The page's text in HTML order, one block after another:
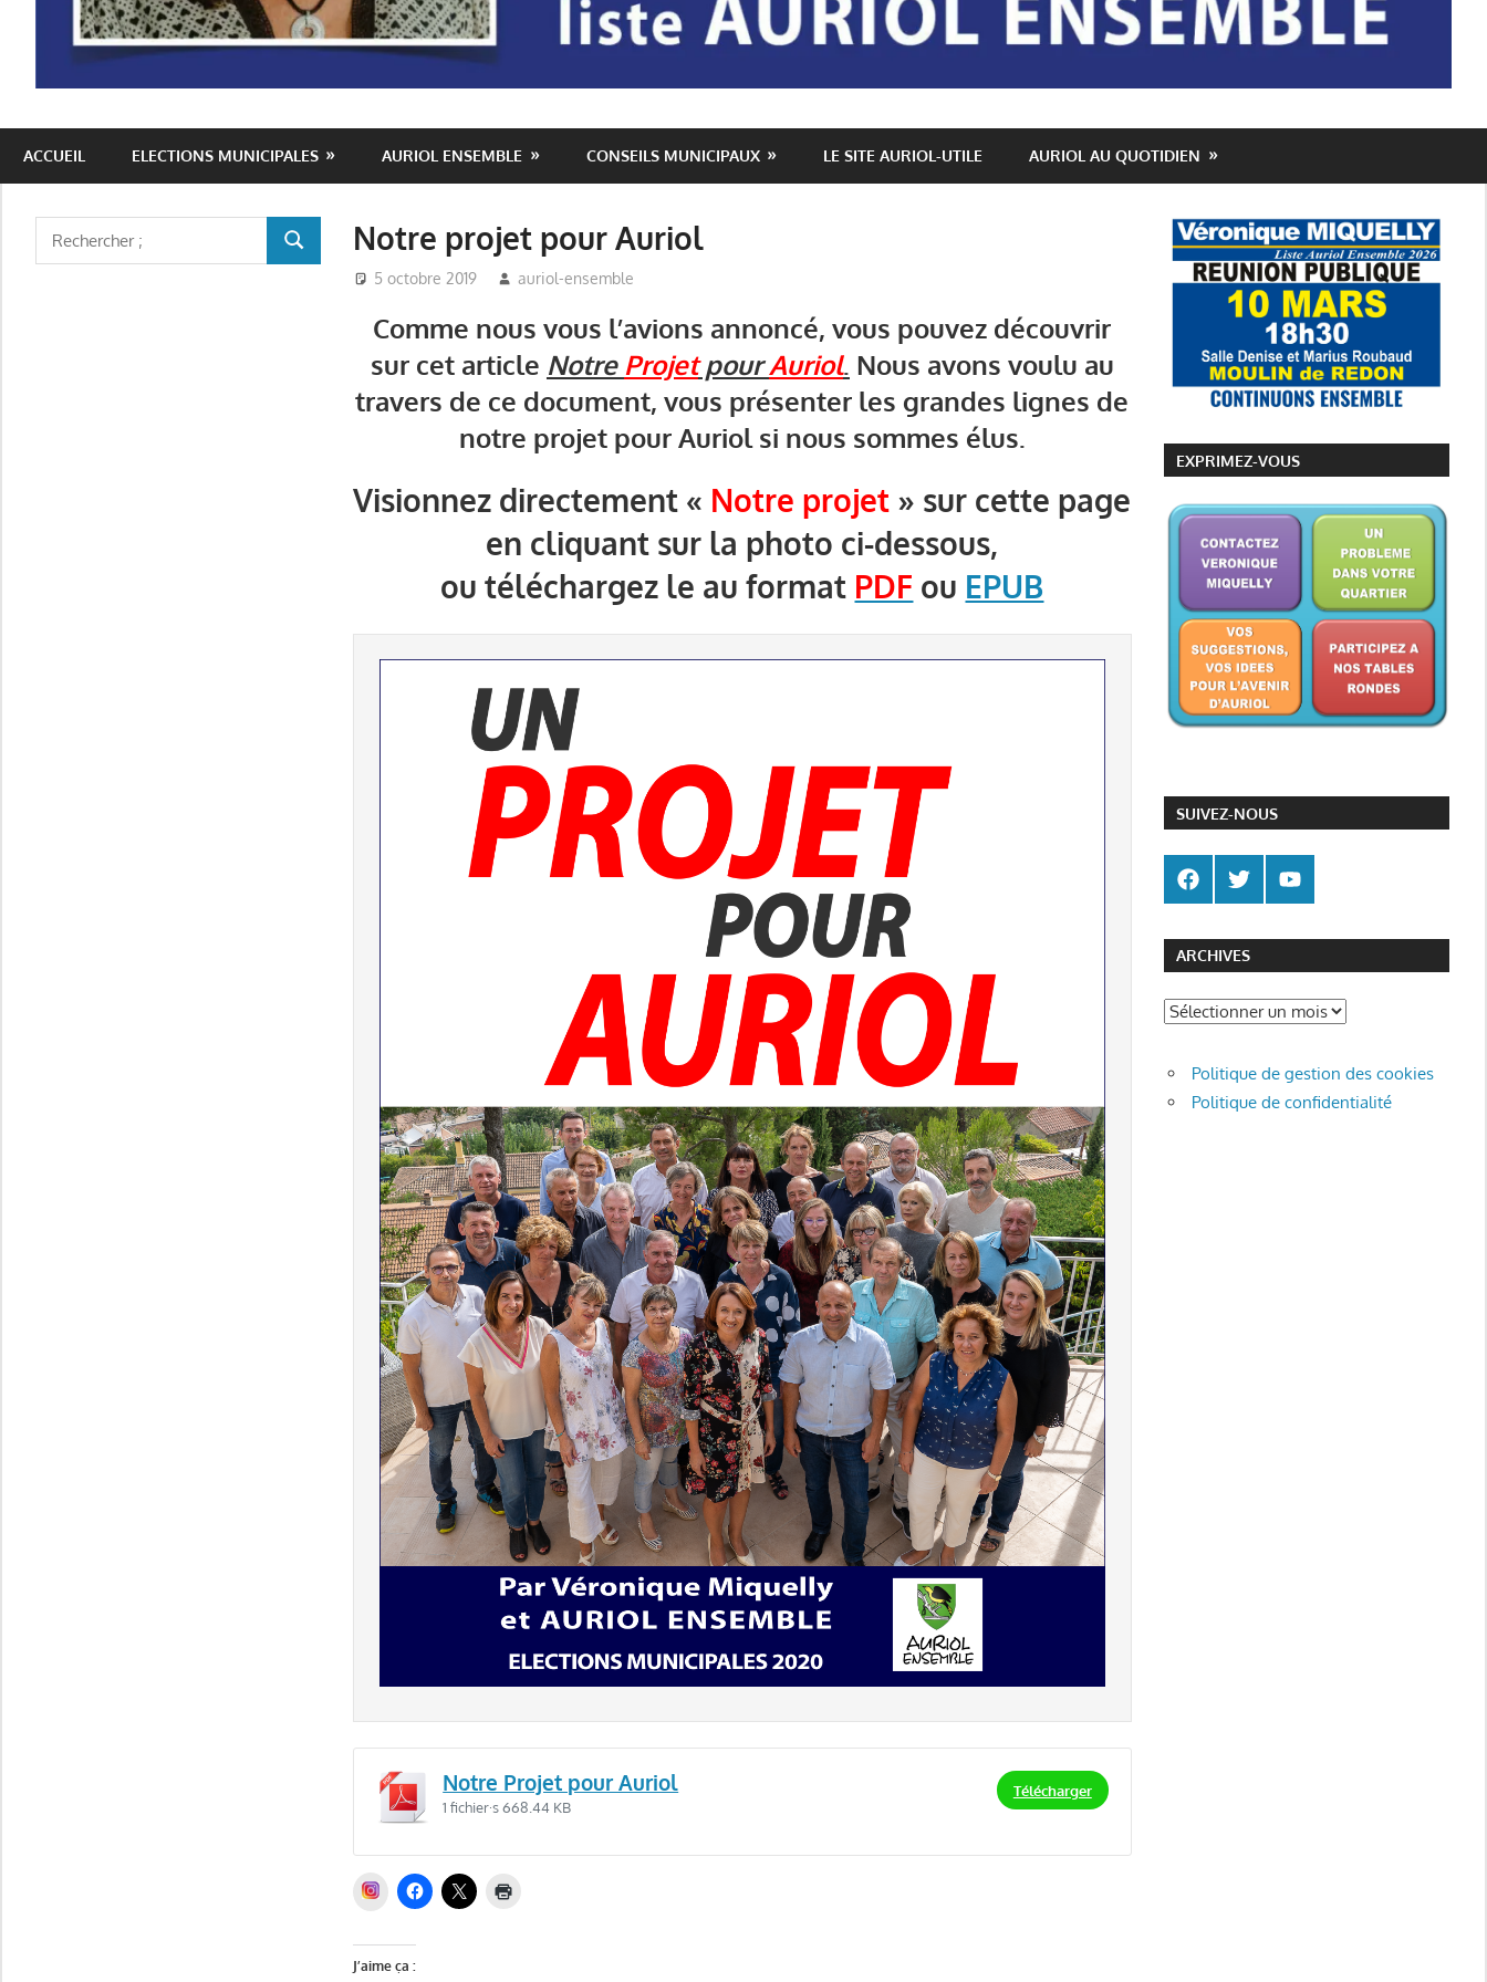
Auriol
Ensemble
ACCUEIL ELECTIONS MUNICIPALES AURIOL ENSEMBLE CONSEILS MUNICIPAUX LE SITE AURIOL-UTILE AURIOL AU QUOTIDIEN
Notre projet pour Auriol
5 octobre 2019 auriol-ensemble Notre Programme,Véronique Miquelly - Auriol
Comme nous vous l’avions annoncé, vous pouvez découvrir
sur cet article Notre ProjetpourAuriol. Nous avons voulu au
travers de ce document, vous présenter les grandes lignes de
notre projet pour Auriol si nous sommes élus.
Visionnez directement « Notre projet » sur cette page
en cliquant sur la photo ci-dessous,
ou téléchargez le au format PDF ou EPUB
Notre Projet pour Auriol
1 fichier·s668.44 KB
Télécharger
INSTAGRAM
J’aime ça :
RECHERCHER
EXPRIMEZ-VOUS
SUIVEZ-NOUS
ARCHIVES
Archives
Politique de gestion des cookies
Politique de confidentialité